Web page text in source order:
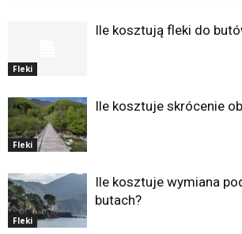
Fleki
Ile kosztują fleki do
Fleki
Ile kosztuje skrócenie
Fleki
Ile kosztuje wymiana
butach?